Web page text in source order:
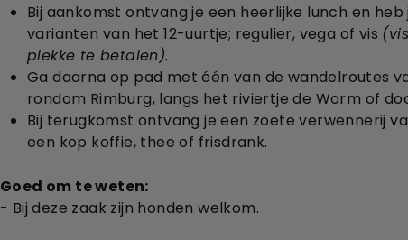
Bij aankomst ontvang je een heerlijke lunch en
varianten van het 12-uurtje; regulier, vega of vis
plekke te betalen).
Ga daarna op pad met één van de wandelroutes
rondom Rimburg, langs het riviertje de Worm of
Bij terugkomst ontvang je een zoete verwennerij
een kop koffie, thee of frisdrank.
Goed om te weten:
- Bij deze zaak zijn honden welkom.